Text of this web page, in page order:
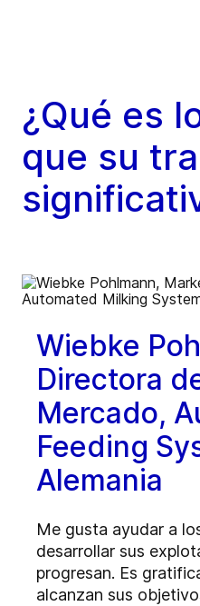
¿Qué es
que su
Wiebke
Directora
Mercado,
Feeding
Alemania
Me gusta ayudar a
desarrollar sus
progresan. Es
alcanzan sus